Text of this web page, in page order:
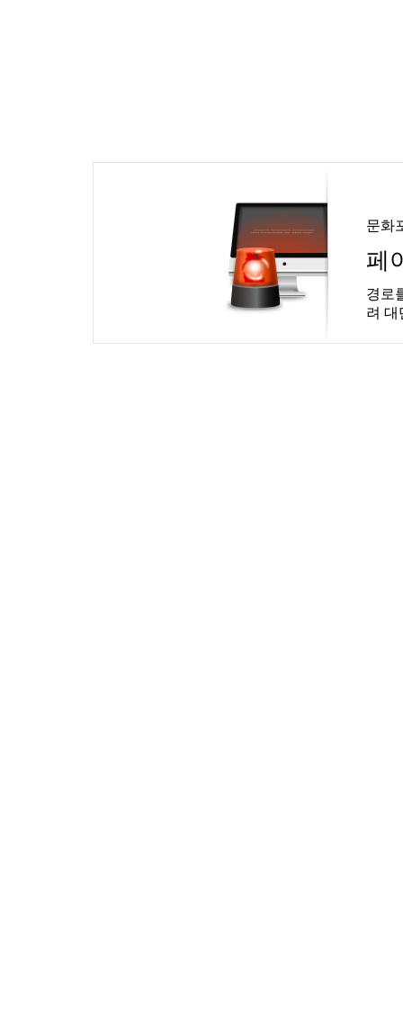
문화
페
경로
려 대